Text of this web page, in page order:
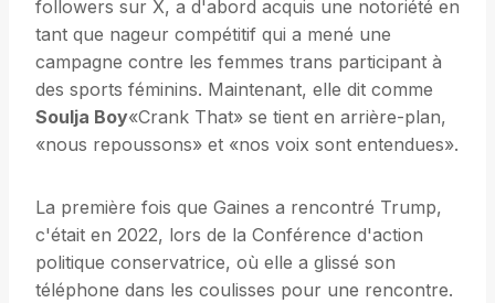
followers sur X, a d'abord acquis une notoriété en
tant que nageur compétitif qui a mené une
campagne contre les femmes trans participant à
des sports féminins. Maintenant, elle dit comme
Soulja Boy«Crank That» se tient en arrière-plan,
«nous repoussons» et «nos voix sont entendues».
La première fois que Gaines a rencontré Trump,
c'était en 2022, lors de la Conférence d'action
politique conservatrice, où elle a glissé son
téléphone dans les coulisses pour une rencontre.